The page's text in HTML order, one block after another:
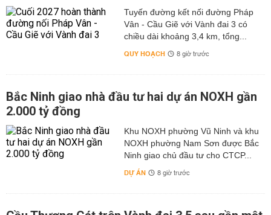
Tuyến đường kết nối đường Pháp
Vân - Cầu Giẽ với Vành đai 3 có
chiều dài khoảng 3,4 km, tổng...
QUY HOẠCH 8 giờ trước
Bắc Ninh giao nhà đầu tư hai dự án NOXH gần
2.000 tỷ đồng
Khu NOXH phường Vũ Ninh và khu
NOXH phường Nam Sơn được Bắc
Ninh giao chủ đầu tư cho CTCP...
DỰ ÁN 8 giờ trước